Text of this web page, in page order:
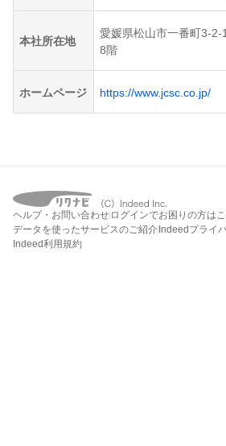
本社所在地
愛媛県松山市一番町3-
8階
ホームページ https://www.jcsc.co.jp/
ヘルプ・お問い合わせ ログインでお困りの方は
データを使ったサービスのご紹介 Indeedプライ
Indeed利用規約